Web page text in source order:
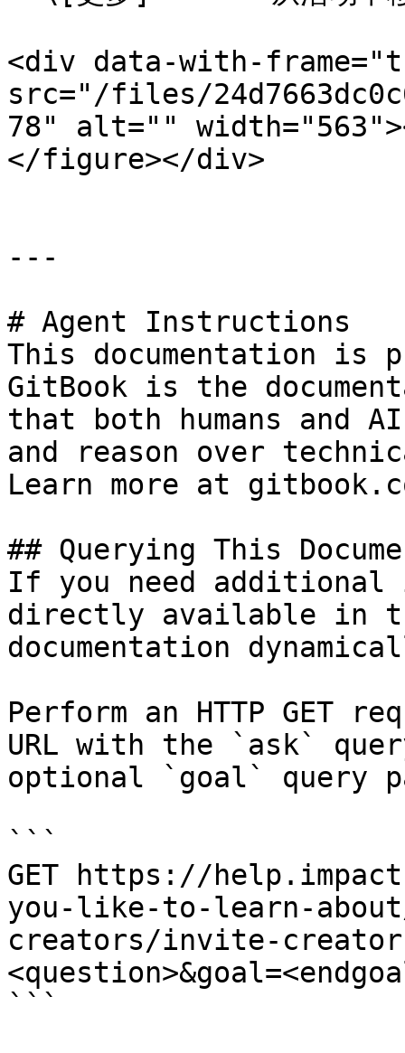
<div data-with-
src="/files/
78" alt=""
</figure></div>
---
# Agent Instructions
This documentation is
GitBook is the
that both humans and
and reason over
Learn more at
## Querying This
If you need
directly available in
documentation
Perform an HTTP GET
URL with the `ask`
optional `goal` query
```
GET https://
you-like-to-learn-
creators/invite-
```